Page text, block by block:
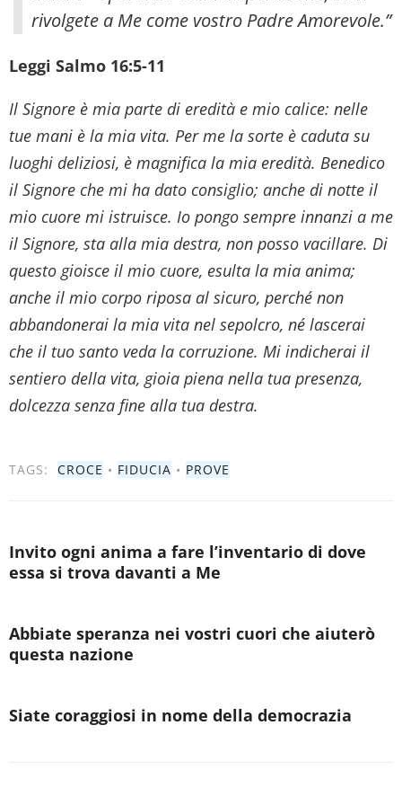
rivolgete a Me come vostro Padre Amorevole.”
Leggi Salmo 16:5-11
Il Signore è mia parte di eredità e mio calice: nelle
tue mani è la mia vita. Per me la sorte è caduta su
luoghi deliziosi, è magnifica la mia eredità. Benedico
il Signore che mi ha dato consiglio; anche di notte il
mio cuore mi istruisce. Io pongo sempre innanzi a me
il Signore, sta alla mia destra, non posso vacillare. Di
questo gioisce il mio cuore, esulta la mia anima;
anche il mio corpo riposa al sicuro, perché non
abbandonerai la mia vita nel sepolcro, né lascerai
che il tuo santo veda la corruzione. Mi indicherai il
sentiero della vita, gioia piena nella tua presenza,
dolcezza senza fine alla tua destra.
TAGS: CROCE • FIDUCIA • PROVE
Invito ogni anima a fare l’inventario di dove
essa si trova davanti a Me
Abbiate speranza nei vostri cuori che aiuterò
questa nazione
Siate coraggiosi in nome della democrazia